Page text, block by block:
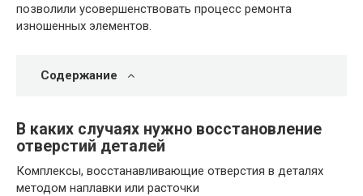
позволили усовершенствовать процесс ремонта
изношенных элементов.
Содержание
В каких случаях нужно восстановление
отверстий деталей
Комплексы, восстанавливающие отверстия в деталях
методом наплавки или расточки